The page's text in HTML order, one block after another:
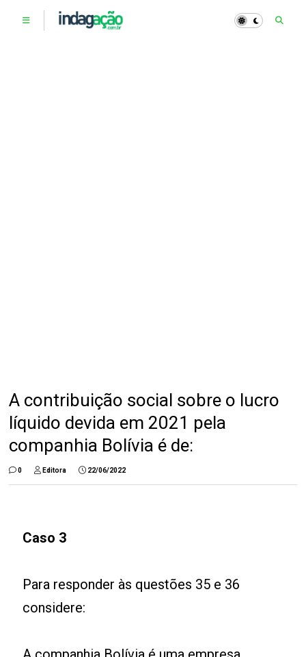
A contribuição social sobre o lucro
líquido devida em 2021 pela
companhia Bolívia é de:
0 Editora 22/06/2022
Caso 3
Para responder às questões 35 e 36
considere: